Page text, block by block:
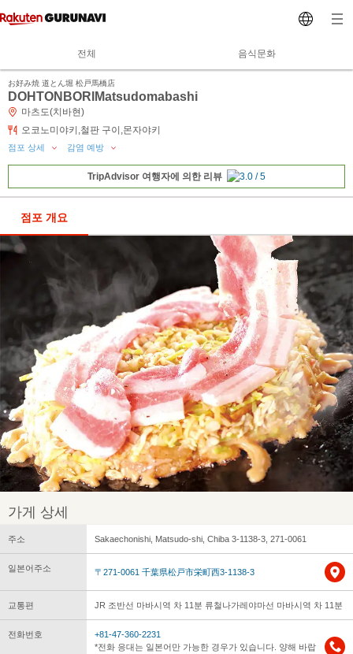
전체 음식문화
お好み焼 道とん堀 松戸馬橋店
DOHTONBORIMatsudomabashi
마츠도(치바현)
오코노미야키,철판 구이,몬자야키
점포 상세 감염 예방
TripAdvisor 여행자에 의한 리뷰
점포 개요
가게 상세
주소 Sakaechonishi, Matsudo-shi, Chiba 3-1138-3, 271-0061
일본어주소 〒271-0061 千葉県松戸市栄町西3-1138-3
교통편 JR 조반선 마바시역 차 11분 류철나가레야마선 마바시역 차 11분
전화번호
+81-47-360-2231
*전화 응대는 일본어만 가능한 경우가 있습니다. 양해 바랍